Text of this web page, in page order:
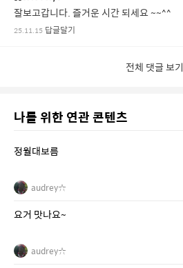
잘보고갑니다. 즐거운 시간 되세요 ~~^^
25.11.15 답글달기
전체 댓글 보기
나를 위한 연관 콘텐츠
정월대보름
audrey☆
요거 맛나요~
audrey☆